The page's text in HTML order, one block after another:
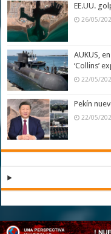
EE.UU.
26/05/
AUKUS,
‘Collins’
22/05/
Pekín
22/05/